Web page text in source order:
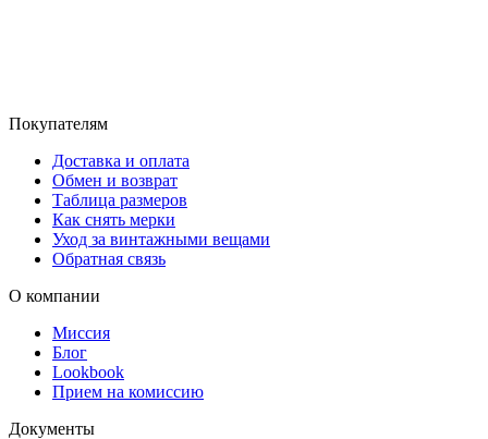
Покупателям
Доставка и оплата
Обмен и возврат
Таблица размеров
Как снять мерки
Уход за винтажными вещами
Обратная связь
О компании
Миссия
Блог
Lookbook
Прием на комиссию
Документы